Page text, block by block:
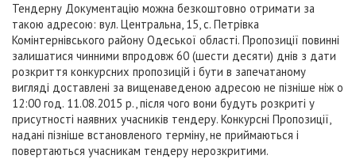
Тендерну Документацію можна безкоштовно отримати за
такою адресою: вул. Центральна, 15, с. Петрівка
Комінтернівського району Одеської області. Пропозиції повинні
залишатися чинними впродовж 60 (шести десяти) днів з дати
розкриття конкурсних пропозицій і бути в запечатаному
вигляді доставлені за вищенаведеною адресою не пізніше ніж о
12:00 год. 11.08.2015 р., після чого вони будуть розкриті у
присутності наявних учасників тендеру. Конкурсні Пропозиції,
надані пізніше встановленого терміну, не приймаються і
повертаються учасникам тендеру нерозкритими.